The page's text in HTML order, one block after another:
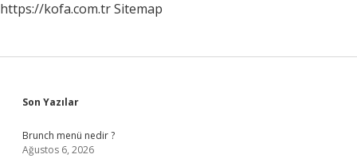
https://kofa.com.trSitemap
Sidebar
Son Yazılar
Brunch menü nedir ?
Ağustos 6, 2026